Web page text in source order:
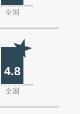
全国
4.8
全国